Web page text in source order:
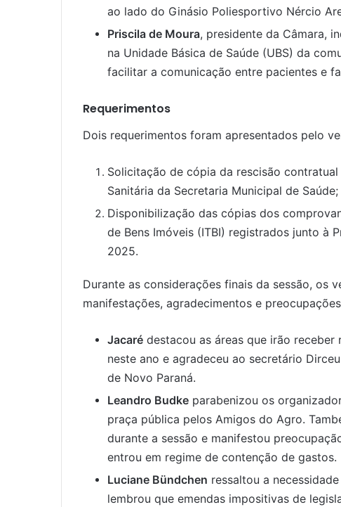
ao lado do Ginásio Poliesportivo Nércio
Priscila de Moura, presidente da Câmara,
na Unidade Básica de Saúde (UBS) da
facilitar a comunicação entre pacientes e
Requerimentos
Dois requerimentos foram apresentados pelo
Solicitação de cópia da rescisão
Sanitária da Secretaria Municipal de Saúde;
Disponibilização das cópias dos
de Bens Imóveis (ITBI) registrados junto à
2025.
Durante as considerações finais da sessão, os
manifestações, agradecimentos e
Jacaré destacou as áreas que irão receber
neste ano e agradeceu ao secretário
de Novo Paraná.
Leandro Budke parabenizou os
praça pública pelos Amigos do Agro.
durante a sessão e manifestou
entrou em regime de contenção de gastos.
Luciane Bündchen ressaltou a
lembrou que emendas impositivas de